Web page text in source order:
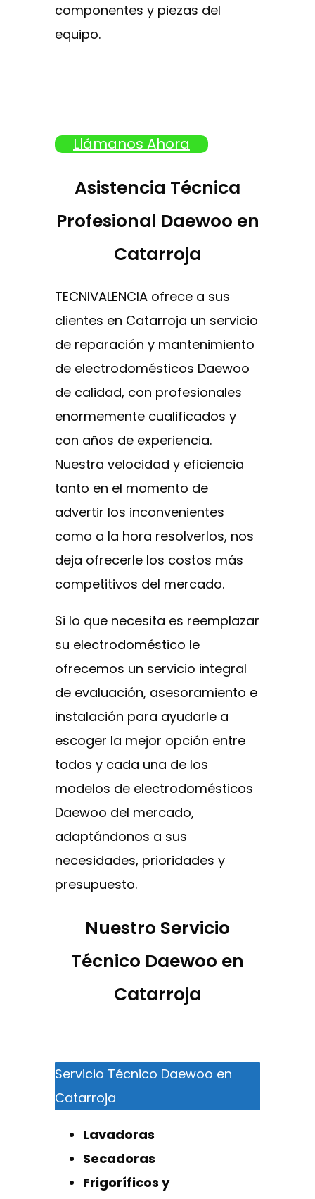
componentes y piezas del
equipo.
Llámanos Ahora
Asistencia Técnica
Profesional Daewoo en
Catarroja
TECNIVALENCIA ofrece a sus
clientes en Catarroja un servicio
de reparación y mantenimiento
de electrodomésticos Daewoo
de calidad, con profesionales
enormemente cualificados y
con años de experiencia.
Nuestra velocidad y eficiencia
tanto en el momento de
advertir los inconvenientes
como a la hora resolverlos, nos
deja ofrecerle los costos más
competitivos del mercado.
Si lo que necesita es reemplazar
su electrodoméstico le
ofrecemos un servicio integral
de evaluación, asesoramiento e
instalación para ayudarle a
escoger la mejor opción entre
todos y cada una de los
modelos de electrodomésticos
Daewoo del mercado,
adaptándonos a sus
necesidades, prioridades y
presupuesto.
Nuestro Servicio
Técnico Daewoo en
Catarroja
Servicio Técnico Daewoo en
Catarroja
Lavadoras
Secadoras
Frigoríficos y